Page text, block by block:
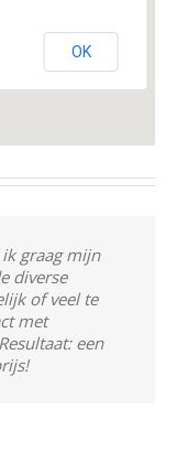
OK
graag mijn
diverse
of veel te
met
een